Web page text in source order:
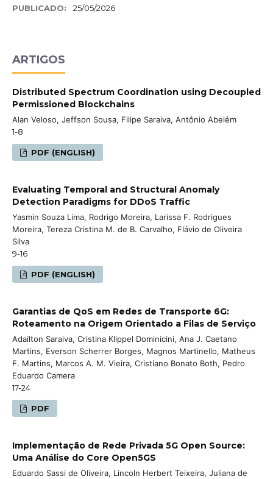
PUBLICADO: 25/05/2026
ARTIGOS
Distributed Spectrum Coordination using Decoupled
Permissioned Blockchains
Alan Veloso, Jeffson Sousa, Filipe Saraiva, Antônio Abelém
1-8
PDF (ENGLISH)
Evaluating Temporal and Structural Anomaly
Detection Paradigms for DDoS Traffic
Yasmin Souza Lima, Rodrigo Moreira, Larissa F. Rodrigues
Moreira, Tereza Cristina M. de B. Carvalho, Flávio de Oliveira
Silva
9-16
PDF (ENGLISH)
Garantias de QoS em Redes de Transporte 6G:
Roteamento na Origem Orientado a Filas de Serviço
Adailton Saraiva, Cristina Klippel Dominicini, Ana J. Caetano
Martins, Everson Scherrer Borges, Magnos Martinello, Matheus
F. Martins, Marcos A. M. Vieira, Cristiano Bonato Both, Pedro
Eduardo Camera
17-24
PDF
Implementação de Rede Privada 5G Open Source:
Uma Análise do Core Open5GS
Eduardo Sassi de Oliveira, Lincoln Herbert Teixeira, Juliana de